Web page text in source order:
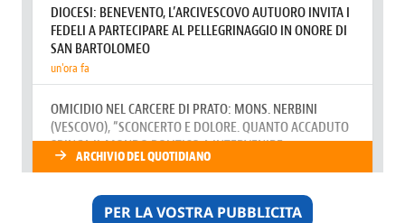
PER LA VOSTRA PUBBLICITA